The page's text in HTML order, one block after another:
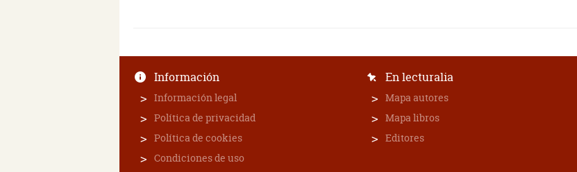
Información
Información legal
Política de privacidad
Política de cookies
Condiciones de uso
En lecturalia
Mapa autores
Mapa libros
Editores